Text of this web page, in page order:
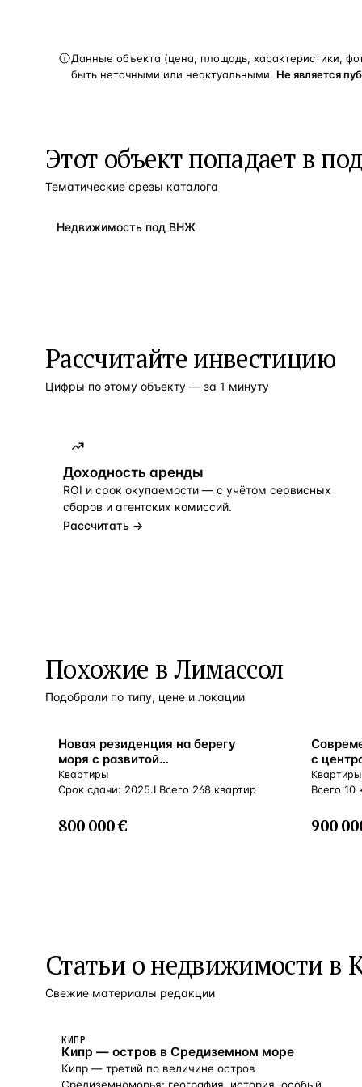
Данные объекта (цена, площадь, характеристики,
быть неточными или неактуальными. Не является
Этот объект попадает в
Тематические срезы каталога
Недвижимость под ВНЖ
Рассчитайте инвестицию
Цифры по этому объекту — за 1 минуту
Доходность аренды
ROI и срок окупаемости — с учётом сервисных
сборов и агентских комиссий.
Рассчитать →
Похожие в Лимассол
Подобрали по типу, цене и локации
ВНЖ
Новая резиденция на берегу
моря с развитой
инфраструктурой в престижном
районе, Лимассол, Кипр
Квартиры
Срок сдачи: 2025.I Всего 268 квартир
800 000 €
ВНЖ
с
Квартиры
Всего 10
900
Статьи онедвижимости в
Свежие материалы редакции
КИПР
Кипр — остров в Средиземном море
Кипр — третий по величине остров